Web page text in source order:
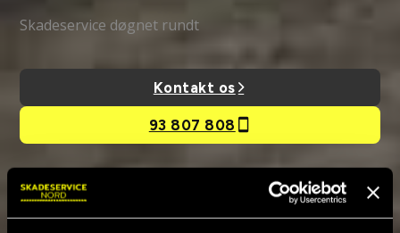
Skadeservice døgnet rundt
Kontakt os
93 807 808
Få et tilbud
Vi vender tilbage hurtigst muligt.